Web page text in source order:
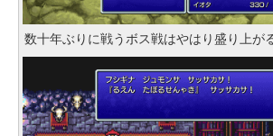
数十年ぶりに戦うボス戦はやはり盛り上が